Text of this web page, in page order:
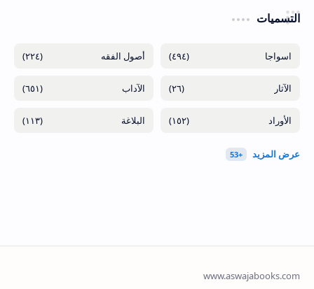
التسميات
(٤٩٤) (٢٢٤)
(٢٦) (٦٥١)
(١٥٢) (١١٣)